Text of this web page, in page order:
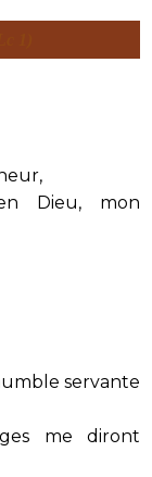
Dieu, mon
servante
me diront